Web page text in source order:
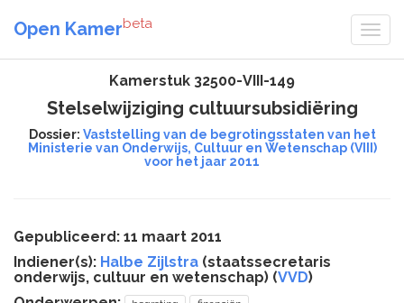
Open Kamerbeta
Kamerstuk 32500-VIII-149
Stelselwijziging cultuursubsidiëring
Dossier: Vaststelling van de begrotingsstaten van het
Ministerie van Onderwijs, Cultuur en Wetenschap (VIII)
voor het jaar 2011
Gepubliceerd: 11 maart 2011
Indiener(s): Halbe Zijlstra (staatssecretaris
onderwijs, cultuur en wetenschap) (VVD)